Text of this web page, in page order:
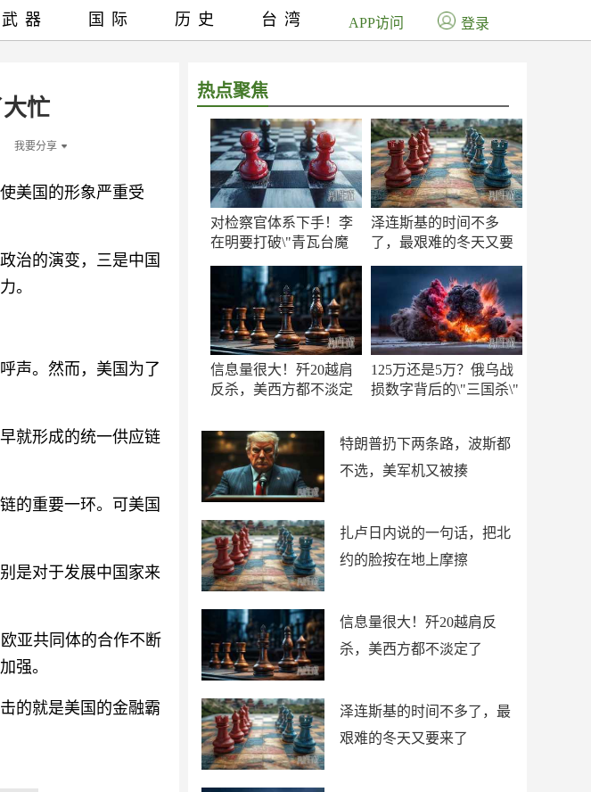
忙
我要分享
美国的形象严重受
治的演变，三是中国
。
声。然而，美国为了
就形成的统一供应链
的重要一环。可美国
是对于发展中国家来
亚共同体的合作不断
强。
的就是美国的金融霸
热点聚焦
对检察官体系下手！李
在明要打破\"青瓦台魔
泽连斯基的时间不多
了，最艰难的冬天又要
信息量很大！歼20越肩
反杀，美西方都不淡定
125万还是5万？俄乌战
损数字背后的\"三国杀\"
特朗普扔下两条路，波斯都
不选，美军机又被揍
扎卢日内说的一句话，把北
约的脸按在地上摩擦
信息量很大！歼20越肩反
杀，美西方都不淡定了
泽连斯基的时间不多了，最
艰难的冬天又要来了
武器 国际 历史 台湾 APP访问 登录